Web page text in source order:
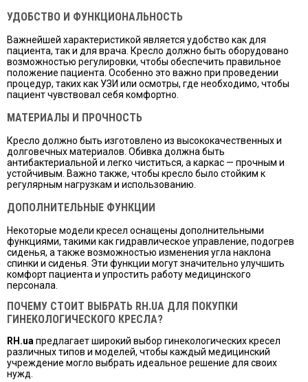
УДОБСТВО И ФУНКЦИОНАЛЬНОСТЬ
Важнейшей характеристикой является удобство как для
пациента, так и для врача. Кресло должно быть оборудовано
возможностью регулировки, чтобы обеспечить правильное
положение пациента. Особенно это важно при проведении
процедур, таких как УЗИ или осмотры, где необходимо, чтобы
пациент чувствовал себя комфортно.
МАТЕРИАЛЫ И ПРОЧНОСТЬ
Кресло должно быть изготовлено из высококачественных и
долговечных материалов. Обивка должна быть
антибактериальной и легко чиститься, а каркас — прочным и
устойчивым. Важно также, чтобы кресло было стойким к
регулярным нагрузкам и использованию.
ДОПОЛНИТЕЛЬНЫЕ ФУНКЦИИ
Некоторые модели кресел оснащены дополнительными
функциями, такими как гидравлическое управление, подогрев
сиденья, а также возможностью изменения угла наклона
спинки и сиденья. Эти функции могут значительно улучшить
комфорт пациента и упростить работу медицинского
персонала.
ПОЧЕМУ СТОИТ ВЫБРАТЬ RH.UA ДЛЯ ПОКУПКИ
ГИНЕКОЛОГИЧЕСКОГО КРЕСЛА?
RH.ua предлагает широкий выбор гинекологических кресел
различных типов и моделей, чтобы каждый медицинский
учреждение могло выбрать идеальное решение для своих
нужд.